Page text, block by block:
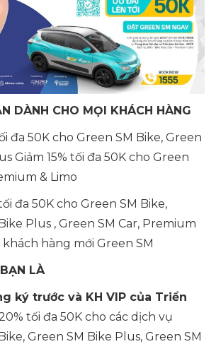
DÀNH CHO MỌI KHÁCH HÀNG
đa 50K cho Green SM Bike, Green
Giảm 15% tối đa 50K cho Green
& Limo
đa 50K cho Green SM Bike,
Plus , Green SM Car, Premium
khách hàng mới Green SM
LÀ
ký trước và KH VIP của Triển
tối đa 50K cho các dịch vụ
Green SM Bike Plus, Green SM